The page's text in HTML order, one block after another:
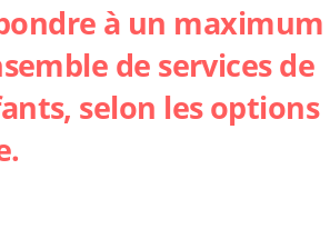
à un
de services de
selon les options